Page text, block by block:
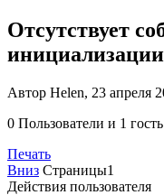
Отсутствует
Автор Helen, 23 апреля
0 Пользователи и 1
Печать
Вниз Страницы1
Действия пользователя